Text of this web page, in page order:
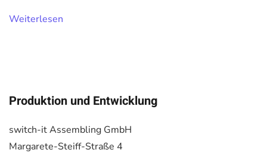
Weiterlesen
Produktion und Entwicklung
switch-it Assembling GmbH
Margarete-Steiff-Straße 4